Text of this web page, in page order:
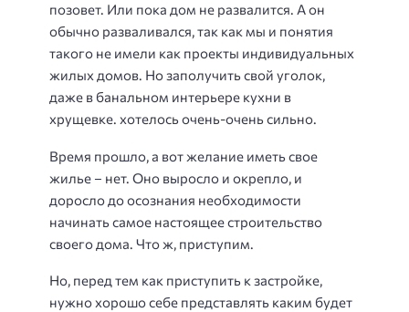
позовет. Или пока дом не развалится. А он
обычно разваливался, так как мы и понятия
такого не имели как проекты индивидуальных
жилых домов. Но заполучить свой уголок,
даже в банальном интерьере кухни в
хрущевке. хотелось очень-очень сильно.
Время прошло, а вот желание иметь свое
жилье – нет. Оно выросло и окрепло, и
доросло до осознания необходимости
начинать самое настоящее строительство
своего дома. Что ж, приступим.
Но, перед тем как приступить к застройке,
нужно хорошо себе представлять каким будет